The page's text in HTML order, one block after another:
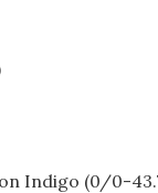
Indigo (0/0-